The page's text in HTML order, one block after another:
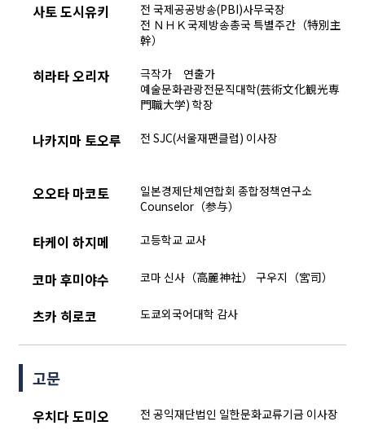
사토 도시유키
전 국제공공방송(PBI)사무국장
전 ＮＨＫ국제방송총국 특별주간（特別主
幹）
히라타 오리자
극작가 연출가
예술문화관광전문직대학(芸術文化観光専
門職大学) 학장
나카지마 토오루 전 SJC(서울재팬클럽) 이사장
오오타 마코토
일본경제단체연합회 종합정책연구소
Counselor（参与）
타케이 하지메 고등학교 교사
코마 후미야수 코마 신사（高麗神社） 구우지（宮司）
츠카 히로코 도쿄외국어대학 감사
고문
우치다 도미오 전 공익재단법인 일한문화교류기금 이사장